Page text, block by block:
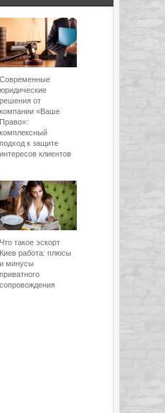
Современные
юридические
решения от
компании «Ваше
Право»:
комплексный
подход к защите
интересов клиентов
Что такое эскорт
Киев работа: плюсы
и минусы
приватного
сопровождения